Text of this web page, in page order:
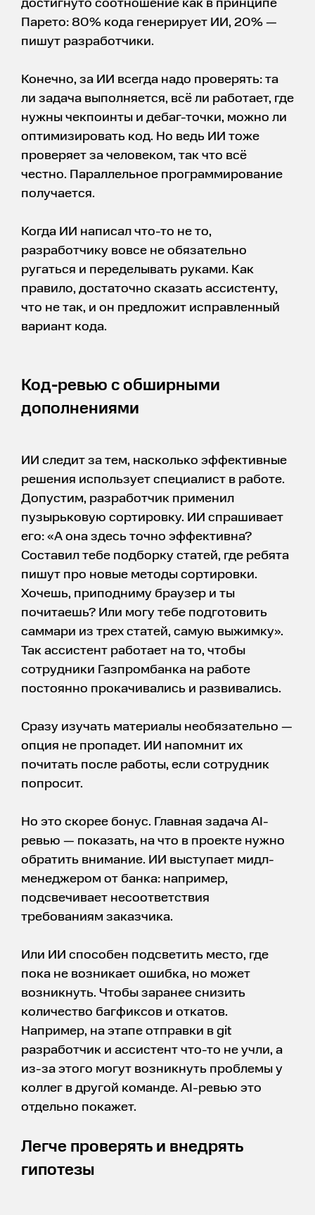
достигнуто соотношение как в принципе
Парето: 80% кода генерирует ИИ, 20% —
пишут разработчики.
Конечно, за ИИ всегда надо проверять: та
ли задача выполняется, всё ли работает, где
нужны чекпоинты и дебаг-точки, можно ли
оптимизировать код. Но ведь ИИ тоже
проверяет за человеком, так что всё
честно. Параллельное программирование
получается.
Когда ИИ написал что-то не то,
разработчику вовсе не обязательно
ругаться и переделывать руками. Как
правило, достаточно сказать ассистенту,
что не так, и он предложит исправленный
вариант кода.
Код-ревью с обширными
дополнениями
ИИ следит за тем, насколько эффективные
решения использует специалист в работе.
Допустим, разработчик применил
пузырьковую сортировку. ИИ спрашивает
его: «А она здесь точно эффективна?
Составил тебе подборку статей, где ребята
пишут про новые методы сортировки.
Хочешь, приподниму браузер и ты
почитаешь? Или могу тебе подготовить
саммари из трех статей, самую выжимку».
Так ассистент работает на то, чтобы
сотрудники Газпромбанка на работе
постоянно прокачивались и развивались.
Сразу изучать материалы необязательно —
опция не пропадет. ИИ напомнит их
почитать после работы, если сотрудник
попросит.
Но это скорее бонус. Главная задача AI-
ревью — показать, на что в проекте нужно
обратить внимание. ИИ выступает мидл-
менеджером от банка: например,
подсвечивает несоответствия
требованиям заказчика.
Или ИИ способен подсветить место, где
пока не возникает ошибка, но может
возникнуть. Чтобы заранее снизить
количество багфиксов и откатов.
Например, на этапе отправки в git
разработчик и ассистент что-то не учли, а
из-за этого могут возникнуть проблемы у
коллег в другой команде. AI-ревью это
отдельно покажет.
Легче проверять и внедрять
гипотезы